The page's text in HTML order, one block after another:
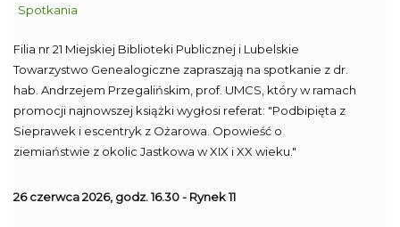
Spotkania
Filia nr 21 Miejskiej Biblioteki Publicznej i Lubelskie
Towarzystwo Genealogiczne zapraszają na spotkanie z dr.
hab. Andrzejem Przegalińskim, prof. UMCS, który w ramach
promocji najnowszej książki wygłosi referat: "Podbipięta z
Sieprawek i escentryk z Ożarowa. Opowieść o
ziemiaństwie z okolic Jastkowa w XIX i XX wieku."
26 czerwca 2026, godz. 16.30 - Rynek 11